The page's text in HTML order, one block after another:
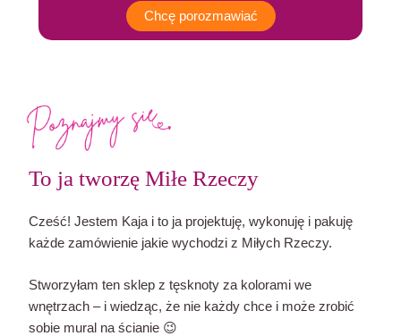
Chcę porozmawiać
To ja tworzę Miłe Rzeczy
Cześć! Jestem Kaja i to ja projektuję, wykonuję i pakuję
każde zamówienie jakie wychodzi z Miłych Rzeczy.
Stworzyłam ten sklep z tęsknoty za kolorami we
wnętrzach – i wiedząc, że nie każdy chce i może zrobić
sobie mural na ścianie 😉